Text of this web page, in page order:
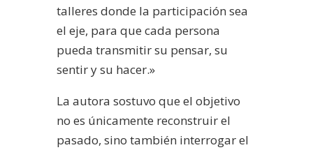
talleres donde la participación sea
el eje, para que cada persona
pueda transmitir su pensar, su
sentir y su hacer.»
La autora sostuvo que el objetivo
no es únicamente reconstruir el
pasado, sino también interrogar el